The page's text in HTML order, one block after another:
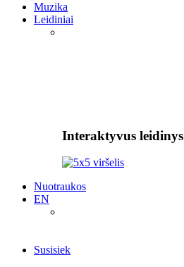
Muzika
Leidiniai
Interaktyvus leidinys
Nuotraukos
EN
Susisiek